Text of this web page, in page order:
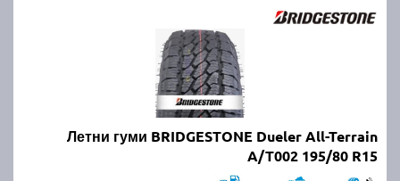
Летни гуми BRIDGESTONE Dueler All-Terrain
A/T002 195/80 R15